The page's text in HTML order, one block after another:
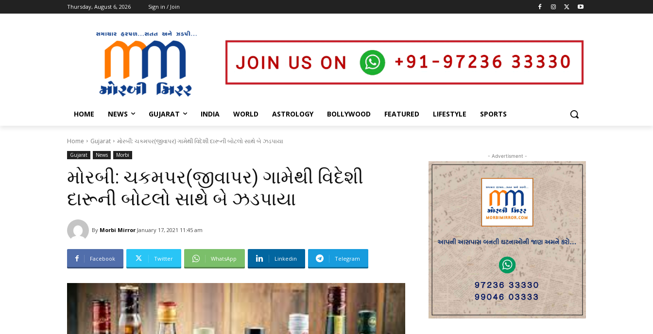
Thursday, August 6, 2026 Sign in / Join
HOME NEWS GUJARAT INDIA WORLD ASTROLOGY BOLLYWOOD FEATURED LIFESTYLE SPORTS
Home Gujarat મોરબી: ચકમપર(જીવાપર) ગામેથી વિદેશી દારૂની બોટલો સાથે બે ઝડપાયા
Gujarat News Morbi
મોરબી: ચકમપર(જીવાપર) ગામેથી વિદેશી
દારૂની બોટલો સાથે બે ઝડપાયા
By Morbi Mirror January 17, 2021 11:45 am
Facebook Twitter WhatsApp Linkedin Telegram
- Advertisment -